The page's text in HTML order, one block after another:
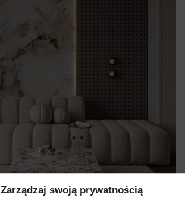
Zarządzaj swoją prywatnością